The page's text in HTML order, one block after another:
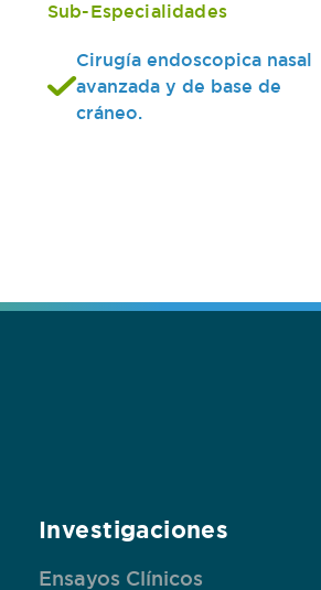
Sub-Especialidades
Cirugía endoscopica nasal
avanzada y de base de
cráneo.
Investigaciones
Ensayos Clínicos